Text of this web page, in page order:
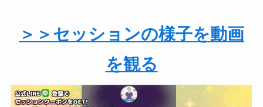
＞＞セッションの様子を動画
を観る